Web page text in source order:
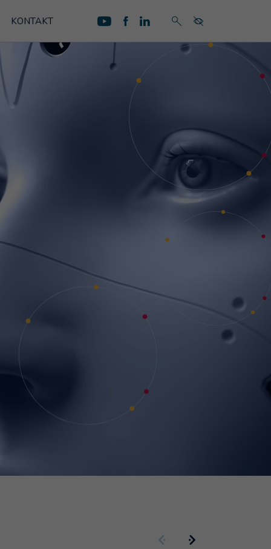
KONTAKT profil na YouTube
profil na Facebook
profil na LinkedInwyszukaj na stronie
menu
Poprzedni slide